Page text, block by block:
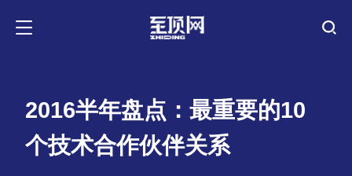
2016半年盘点：最重要的10
个技术合作伙伴关系